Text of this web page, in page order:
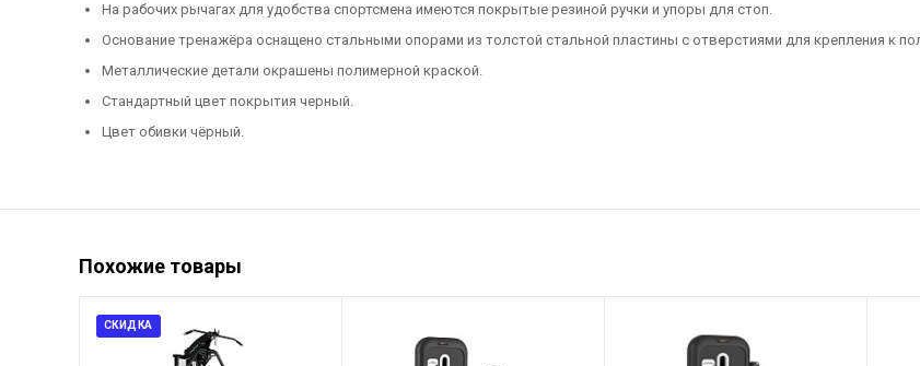
На рабочих рычагах для удобства спортсмена имеются покрытые резиной ручки и упоры для стоп.
Основание тренажёра оснащено стальными опорами из толстой стальной пластины с отверстиями для крепления к
Металлические детали окрашены полимерной краской.
Стандартный цвет покрытия черный.
Цвет обивки чёрный.
Похожие товары
СКИДКА